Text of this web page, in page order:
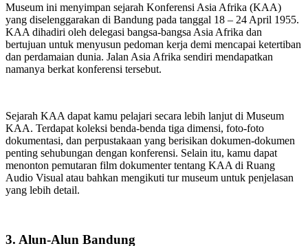
Museum ini menyimpan sejarah Konferensi Asia Afrika (KAA)
yang diselenggarakan di Bandung pada tanggal 18 – 24 April 1955.
KAA dihadiri oleh delegasi bangsa-bangsa Asia Afrika dan
bertujuan untuk menyusun pedoman kerja demi mencapai ketertiban
dan perdamaian dunia. Jalan Asia Afrika sendiri mendapatkan
namanya berkat konferensi tersebut.
Sejarah KAA dapat kamu pelajari secara lebih lanjut di Museum
KAA. Terdapat koleksi benda-benda tiga dimensi, foto-foto
dokumentasi, dan perpustakaan yang berisikan dokumen-dokumen
penting sehubungan dengan konferensi. Selain itu, kamu dapat
menonton pemutaran film dokumenter tentang KAA di Ruang
Audio Visual atau bahkan mengikuti tur museum untuk penjelasan
yang lebih detail.
3. Alun-Alun Bandung